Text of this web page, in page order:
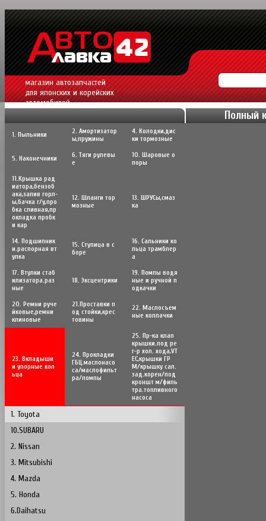
магазин автозапчастей
для японских и корейских
автомобилей.
Полный
1. Пыльники
2. Амортизатор
ы,пружины
4. Колодки,дис
ки тормозные
5. Наконечники
6. Тяги рулевы
е
10. Шаровые о
поры
11.Крышка рад
иатора,бензоб
ака,залив горл-
ы,бачка г/у,про
бка сливная,пр
окладка пробк
и кар
12. Шланги тор
мозные
13. ШРУСы,cмаз
ка
14. Подшипник
и.распорная вт
улка
15. Ступица в с
боре
16. Сальники ко
льца трамблер
а
17. Втулки стаб
илизатора.раз
ные
18. Эксцентрики
19. Помпы водя
ные и ручной п
одкачки
20. Ремни руче
йковые,ремни
клиновые
21.Проставки п
од стойки,крес
товины
22. Маслосъем
ные колпачки
23. Вкладыши
и упорные кол
ьца
24. Прокладки
ГБЦ.маслонасо
са/маслофильт
ра/помпы
25. Пр-ка клап
крышки.под ре
г-р хол. хода,VT
EC,крышки ГР
М/крышку сал.
зад.корен/под
кроншт м/филь
тра.топливного
насоса
1. Toyota
10.SUBARU
2. Nissan
3. Mitsubishi
4. Mazda
5. Honda
6.Daihatsu